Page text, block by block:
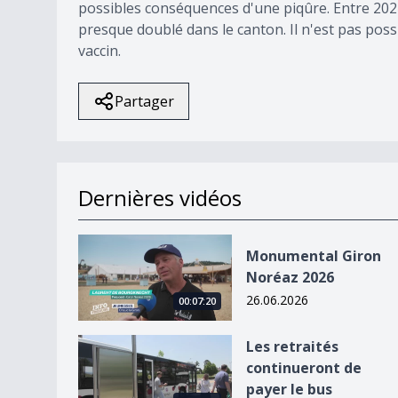
possibles conséquences d'une piqûre. Entre
presque doublé dans le canton. Il n'est pas
vaccin.
Partager
Dernières vidéos
Monumental Giron Noréaz 2026
00:07:20
Monumental Giron
Noréaz 2026
26.06.2026
Les retraités continueront de payer le bus
Les retraités
continueront de
payer le bus